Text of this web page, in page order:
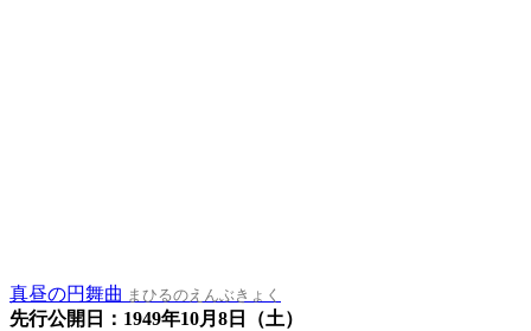
真昼の円舞曲 まひるのえんぶきょく
先行公開日：1949年10月8日（土）